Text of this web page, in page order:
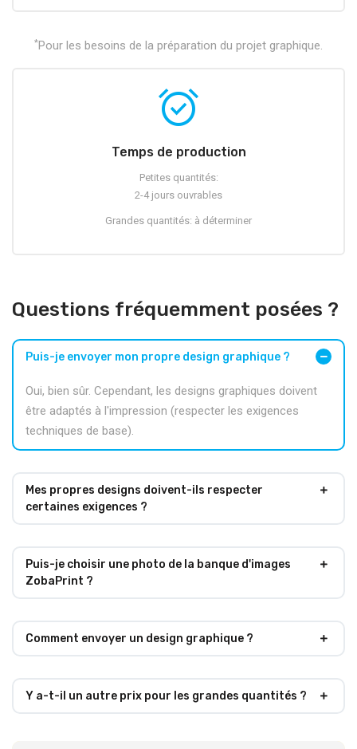
*Pour les besoins de la préparation du projet graphique.
alarm_on
Temps de production
Petites quantités:
2-4 jours ouvrables
Grandes quantités: à déterminer
Questions fréquemment posées ?
Puis-je envoyer mon propre design graphique ?
Oui, bien sûr. Cependant, les designs graphiques doivent
être adaptés à l'impression (respecter les exigences
techniques de base).
Mes propres designs doivent-ils respecter
certaines exigences ?
Puis-je choisir une photo de la banque d'images
ZobaPrint ?
Comment envoyer un design graphique ?
Y a-t-il un autre prix pour les grandes quantités ?